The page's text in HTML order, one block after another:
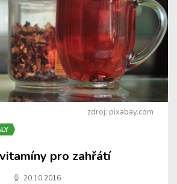
zdroj: pixabay.com
pro zahřátí
20.10.2016